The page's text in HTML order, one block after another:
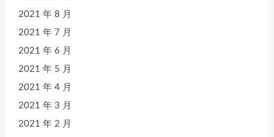
2021 年 8 月
2021 年 7 月
2021 年 6 月
2021 年 5 月
2021 年 4 月
2021 年 3 月
2021 年 2 月